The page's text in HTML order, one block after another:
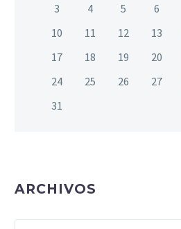
3
4 5 6
10
11 12 13
17
18 19 20
24
25 26 27
31
ARCHIVOS